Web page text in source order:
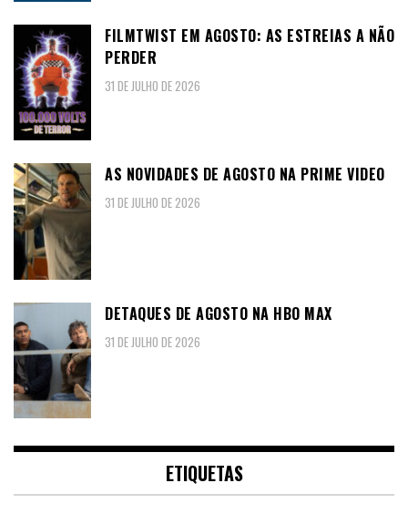
FILMTWIST EM AGOSTO: AS ESTREIAS A NÃO
PERDER
31 DE JULHO DE 2026
AS NOVIDADES DE AGOSTO NA PRIME VIDEO
31 DE JULHO DE 2026
DETAQUES DE AGOSTO NA HBO MAX
31 DE JULHO DE 2026
ETIQUETAS